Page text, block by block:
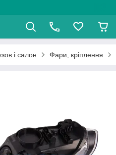
і салон Фари, кріплення